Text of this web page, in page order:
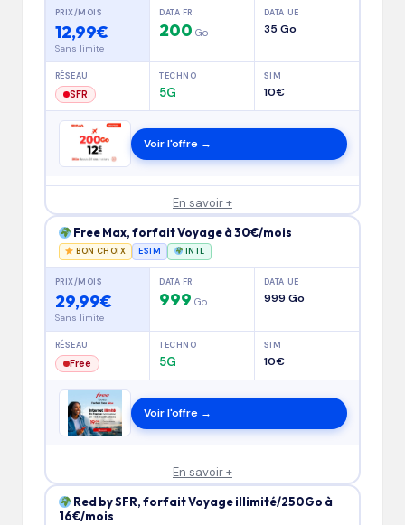
PRIX/MOIS
12,99€
Sans limite
DATA FR
200 Go
DATA UE
35 Go
RÉSEAU
SFR
TECHNO
5G
SIM
10€
Voir l'offre →
En savoir +
Free Max, forfait Voyage à 30€/mois
BON CHOIX ESIM INTL
PRIX/MOIS
29,99€
Sans limite
DATA FR
999 Go
DATA UE
999 Go
RÉSEAU
Free
TECHNO
5G
SIM
10€
Voir l'offre →
En savoir +
Red by SFR, forfait Voyage illimité/250Go à
16€/mois